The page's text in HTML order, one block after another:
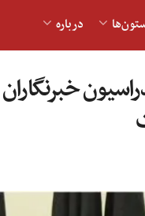
درباره
خبرنگاران